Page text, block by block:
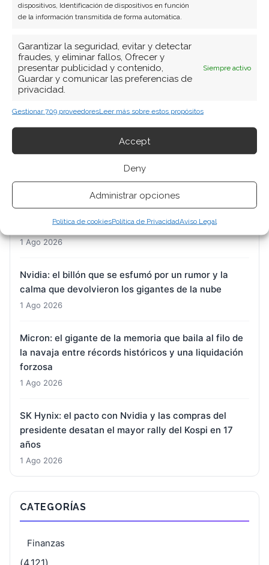
dispositivos, Identificación de dispositivos en función
de la información transmitida de forma automática.
Garantizar la seguridad, evitar y detectar
fraudes, y eliminar fallos, Ofrecer y
presentar publicidad y contenido,
Guardar y comunicar las preferencias de
privacidad.
Siempre activo
Gestionar 709 proveedoresLeer más sobre estos propósitos
Accept
Deny
Administrar opciones
Política de cookiesPolítica de PrivacidadAviso Legal
ARTÍCULOS RECIENTES
DroneShield: la presión bajista se intensifica
mientras la acción busca un suelo técnico
BYD: el Qin Max carga en cinco minutos mientras la
exportación sostiene a la acción
1 Ago 2026
Nvidia: el billón que se esfumó por un rumor y la
calma que devolvieron los gigantes de la nube
1 Ago 2026
Micron: el gigante de la memoria que baila al filo de
la navaja entre récords históricos y una liquidación
forzosa
1 Ago 2026
SK Hynix: el pacto con Nvidia y las compras del
presidente desatan el mayor rally del Kospi en 17
años
1 Ago 2026
CATEGORÍAS
Finanzas
(4.121)